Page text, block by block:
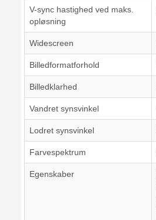
V-sync hastighed ved maks.
opløsning
Widescreen
Billedformatforhold
Billedklarhed
Vandret synsvinkel
Lodret synsvinkel
Farvespektrum
Egenskaber